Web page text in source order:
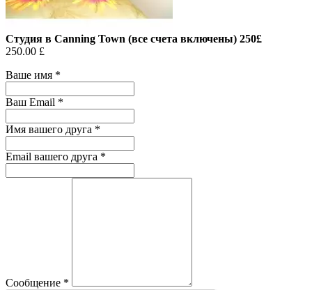
Cтудия в Canning Town (все счета включены) 250£
250.00 £
Ваше имя *
Ваш Email *
Имя вашего друга *
Email вашего друга *
Сообщение *